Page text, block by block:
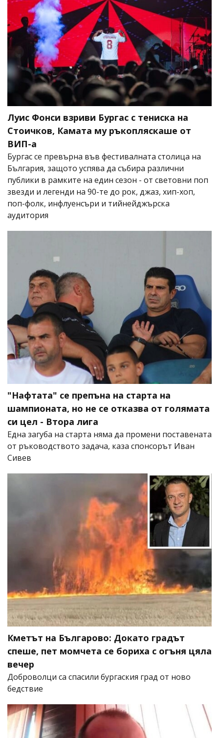
Луис Фонси взриви Бургас с тениска на
Стоичков, Камата му ръкопляскаше от
ВИП-а
Бургас се превърна във фестивалната столица на
България, защото успява да събира различни
публики в рамките на един сезон - от световни поп
звезди и легенди на 90-те до рок, джаз, хип-хоп,
поп-фолк, инфлуенсъри и тийнейджърска
аудитория
"Нафтата" се препъна на старта на
шампионата, но не се отказва от голямата
си цел - Втора лига
Една загуба на старта няма да промени поставената
от ръководството задача, каза спонсорът Иван
Сивев
Кметът на Българово: Докато градът
спеше, пет момчета се бориха с огъня цяла
вечер
Доброволци са спасили бургаския град от ново
бедствие